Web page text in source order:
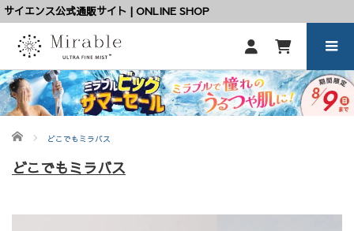
サイエンス公式通販サイト | ONLINE SHOP
ホーム どこでもミラバス
どこでもミラバス